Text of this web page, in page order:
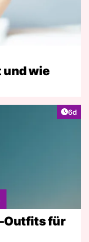
wie
6d
Outfits für